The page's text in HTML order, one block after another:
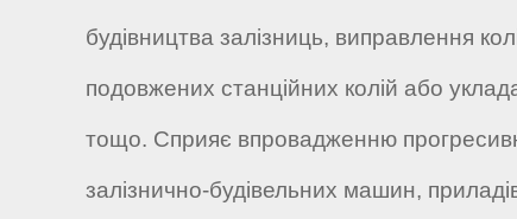
будівництва залізниць, виправлення
подовжених станційних колій або
тощо. Сприяє впровадженню
залізнично-будівельних машин,